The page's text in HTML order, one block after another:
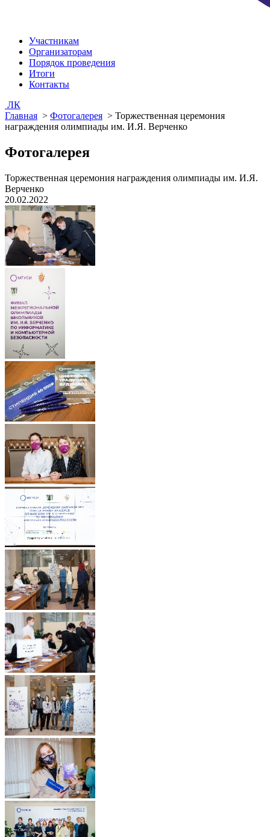
Участникам
Организаторам
Порядок проведения
Итоги
Контакты
ЛК
Главная > Фотогалерея > Торжественная церемония
награждения олимпиады им. И.Я. Верченко
Фотогалерея
Торжественная церемония награждения олимпиады им. И.Я.
Верченко
20.02.2022